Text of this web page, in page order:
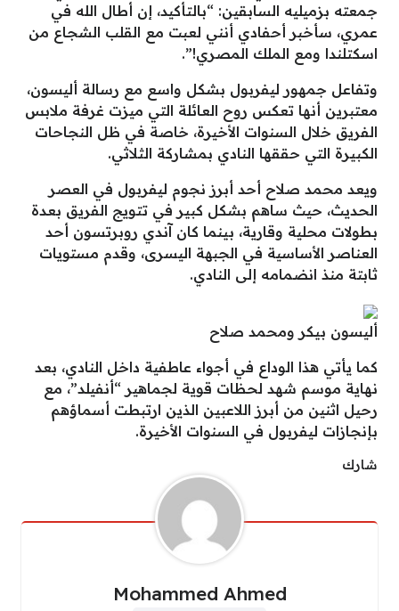
جمعته بزميليه السابقين: “بالتأكيد، إن أطال الله في
عمري، سأخبر أحفادي أنني لعبت مع القلب الشجاع من
اسكتلندا ومع الملك المصري!”.
وتفاعل جمهور ليفربول بشكل واسع مع رسالة أليسون،
معتبرين أنها تعكس روح العائلة التي ميزت غرفة ملابس
الفريق خلال السنوات الأخيرة، خاصة في ظل النجاحات
الكبيرة التي حققها النادي بمشاركة الثلاثي.
ويعد محمد صلاح أحد أبرز نجوم ليفربول في العصر
الحديث، حيث ساهم بشكل كبير في تتويج الفريق بعدة
بطولات محلية وقارية، بينما كان آندي روبرتسون أحد
العناصر الأساسية في الجبهة اليسرى، وقدم مستويات
ثابتة منذ انضمامه إلى النادي.
أليسون بيكر ومحمد صلاح
كما يأتي هذا الوداع في أجواء عاطفية داخل النادي، بعد
نهاية موسم شهد لحظات قوية لجماهير “أنفيلد”، مع
رحيل اثنين من أبرز اللاعبين الذين ارتبطت أسماؤهم
بإنجازات ليفربول في السنوات الأخيرة.
شارك
Mohammed Ahmed